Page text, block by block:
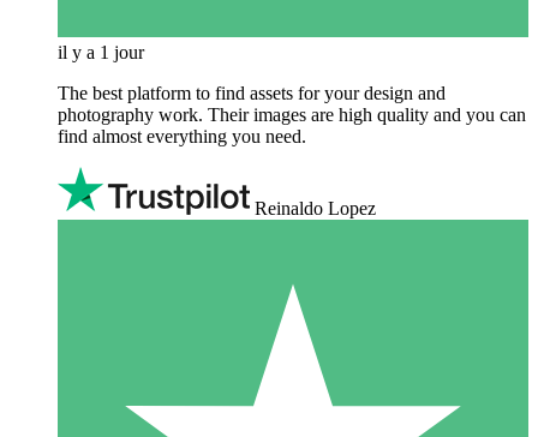
il y a 1 jour
The best platform to find assets for your design and
photography work. Their images are high quality and you can
find almost everything you need.
Reinaldo Lopez